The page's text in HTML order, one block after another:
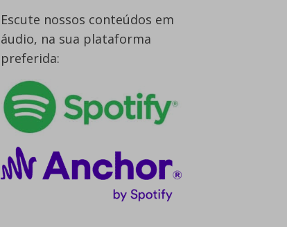
Escute nossos conteúdos em
áudio, na sua plataforma
preferida: